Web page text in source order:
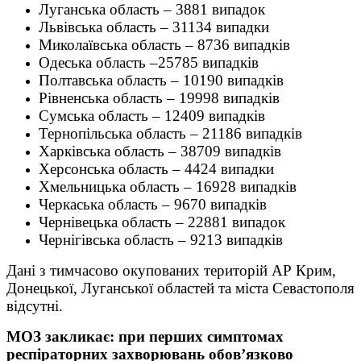
Луганська область – 3881 випадок
Львівська область – 31134 випадки
Миколаївська область – 8736 випадків
Одеська область –25785 випадків
Полтавська область – 10190 випадків
Рівненська область – 19998 випадків
Сумська область – 12409 випадків
Тернопільська область – 21186 випадків
Харківська область – 38709 випадків
Херсонська область – 4424 випадки
Хмельницька область – 16928 випадків
Черкаська область – 9670 випадків
Чернівецька область – 22881 випадок
Чернігівська область – 9213 випадків
Дані з тимчасово окупованих територій АР Крим,
Донецької, Луганської областей та міста Севастополя
відсутні.
МОЗ закликає: при перших симптомах
респіраторних захворювань обов’язково